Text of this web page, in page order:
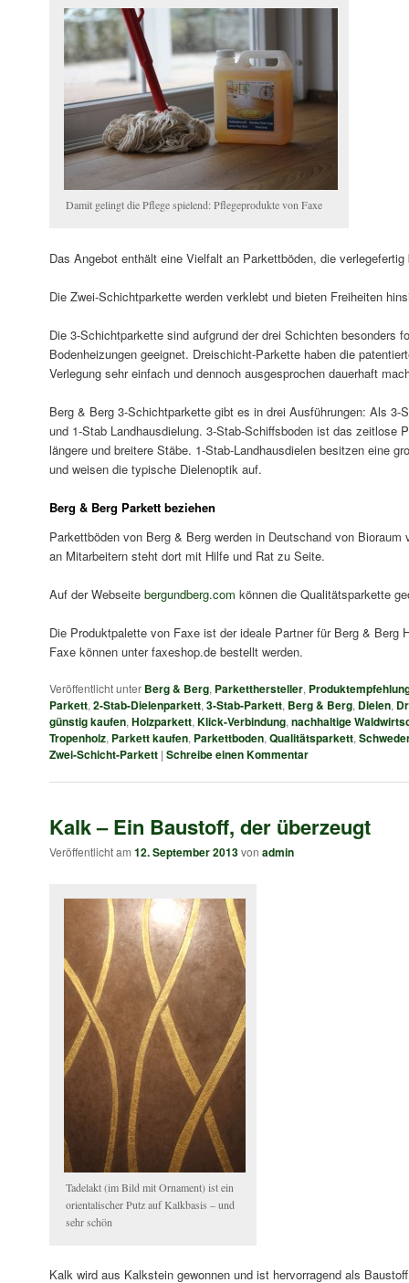
Damit gelingt die Pflege spielend: Pflegeprodukte von Faxe
Das Angebot enthält eine Vielfalt an Parkettböden, die verlegefertig
Die Zwei-Schichtparkette werden verklebt und bieten Freiheiten
Die 3-Schichtparkette sind aufgrund der drei Schichten besonders
Bodenheizungen geeignet. Dreischicht-Parkette haben die
Verlegung sehr einfach und dennoch ausgesprochen dauerhaft
Berg & Berg 3-Schichtparkette gibt es in drei Ausführungen: Als 3-
und 1-Stab Landhausdielung. 3-Stab-Schiffsboden ist das zeitlose
längere und breitere Stäbe. 1-Stab-Landhausdielen besitzen eine
und weisen die typische Dielenoptik auf.
Berg & Berg Parkett beziehen
Parkettböden von Berg & Berg werden in Deutschand von
an Mitarbeitern steht dort mit Hilfe und Rat zu Seite.
Auf der Webseite bergundberg.com können die Qualitätsparkette
Die Produktpalette von Faxe ist der ideale Partner für Berg & Berg
Faxe können unter faxeshop.de bestellt werden.
Veröffentlicht unter Berg & Berg, Parketthersteller,
Parkett, 2-Stab-Dielenparkett, 3-Stab-Parkett, Berg & Berg, Dielen,
günstig kaufen, Holzparkett, Klick-Verbindung, nachhaltige
Tropenholz, Parkett kaufen, Parkettboden, Qualitätsparkett,
Zwei-Schicht-Parkett | Schreibe einen Kommentar
Kalk – Ein Baustoff, der überzeugt
Veröffentlicht am 12. September 2013von admin
Tadelakt (im Bild mit Ornament) ist ein
orientalischer Putz auf Kalkbasis – und
sehr schön
Kalk wird aus Kalkstein gewonnen und ist hervorragend als